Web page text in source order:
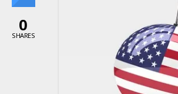
0
SHARES